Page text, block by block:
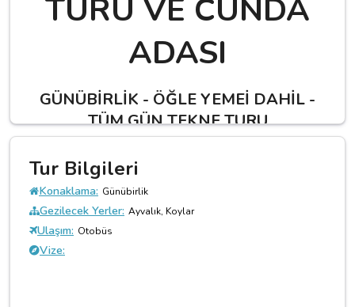
TURU VE CUNDA
ADASI
GÜNÜBİRLİK - ÖĞLE YEMEİ DAHİL -
TÜM GÜN TEKNE TURU
Tur Bilgileri
Konaklama: Günübirlik
Gezilecek Yerler: Ayvalık, Koylar
Ulaşım: Otobüs
Vize: